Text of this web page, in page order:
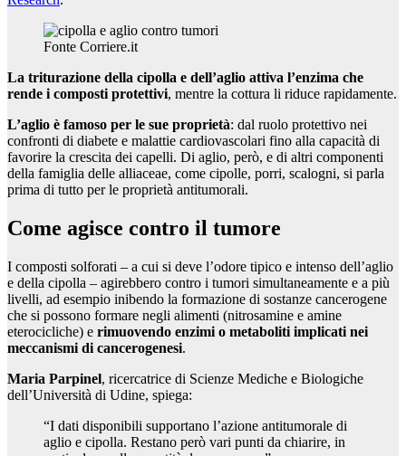
Fonte Corriere.it
La triturazione della cipolla e dell’aglio attiva l’enzima che
rende i composti protettivi, mentre la cottura li riduce rapidamente.
L’aglio è famoso per le sue proprietà: dal ruolo protettivo nei
confronti di diabete e malattie cardiovascolari fino alla capacità di
favorire la crescita dei capelli. Di aglio, però, e di altri componenti
della famiglia delle alliaceae, come cipolle, porri, scalogni, si parla
prima di tutto per le proprietà antitumorali.
Come agisce contro il tumore
I composti solforati – a cui si deve l’odore tipico e intenso dell’aglio
e della cipolla – agirebbero contro i tumori simultaneamente e a più
livelli, ad esempio inibendo la formazione di sostanze cancerogene
che si possono formare negli alimenti (nitrosamine e amine
eterocicliche) e rimuovendo enzimi o metaboliti implicati nei
meccanismi di cancerogenesi.
Maria Parpinel, ricercatrice di Scienze Mediche e Biologiche
dell’Università di Udine, spiega:
“I dati disponibili supportano l’azione antitumorale di
aglio e cipolla. Restano però vari punti da chiarire, in